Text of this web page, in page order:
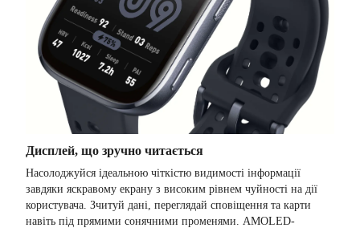
Дисплей, що зручно читається
Насолоджуйся ідеальною чіткістю видимості інформації
завдяки яскравому екрану з високим рівнем чуйності на дії
користувача. Зчитуй дані, переглядай сповіщення та карти
навіть під прямими сонячними променями. AMOLED-